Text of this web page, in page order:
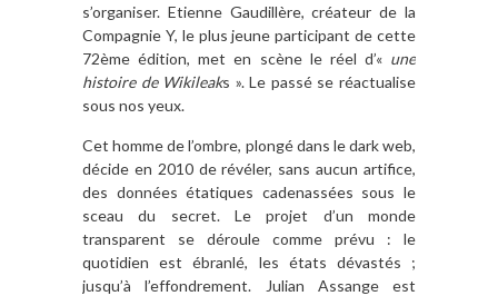
s’organiser. Etienne Gaudillère, créateur de la
Compagnie Y, le plus jeune participant de cette
72ème édition, met en scène le réel d’« une
histoire de Wikileaks ». Le passé se réactualise
sous nos yeux.
Cet homme de l’ombre, plongé dans le dark web,
décide en 2010 de révéler, sans aucun artifice,
des données étatiques cadenassées sous le
sceau du secret. Le projet d’un monde
transparent se déroule comme prévu : le
quotidien est ébranlé, les états dévastés ;
jusqu’à l’effondrement. Julian Assange est